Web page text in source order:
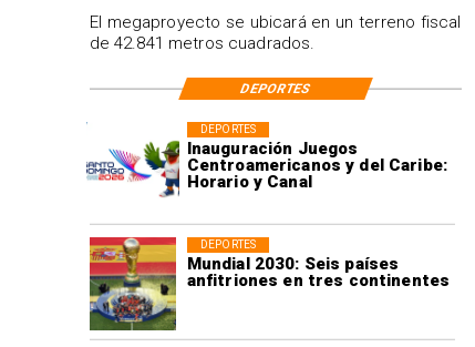
Inauguración Juegos
Centroamericanos y del Caribe:
Horario y Canal
DEPORTES
Mundial 2030: Seis países
anfitriones en tres continentes
DEPORTES
El megaproyecto se ubicará en un terreno fiscal
de 42.841 metros cuadrados.
DEPORTES